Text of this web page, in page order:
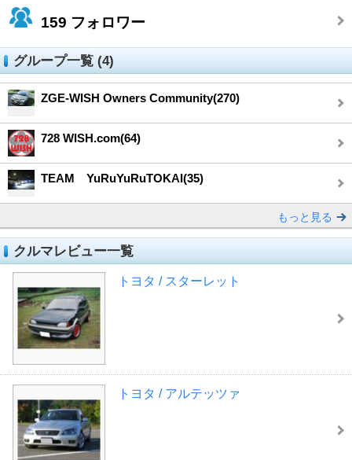
159 フォロワー
グループ一覧 (4)
ZGE-WISH Owners Community(270)
728 WISH.com(64)
TEAM YuRuYuRuTOKAI(35)
もっと見る
クルマレビュー一覧
トヨタ / スターレット
トヨタ / アルテッツァ